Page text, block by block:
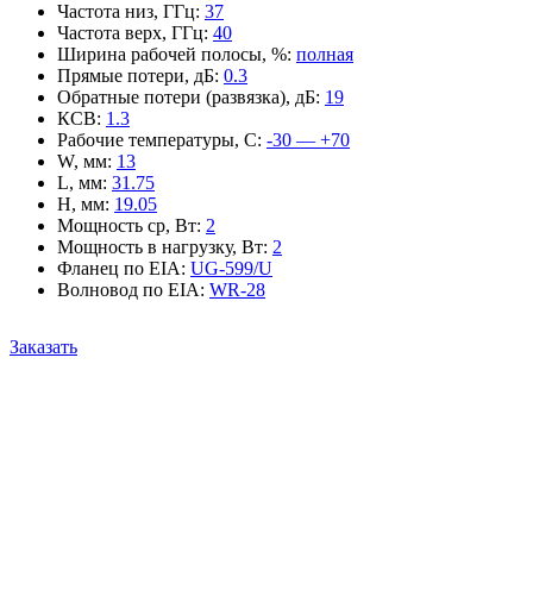
Частота низ, ГГц: 37
Частота верх, ГГц: 40
Ширина рабочей полосы, %: полная
Прямые потери, дБ: 0.3
Обратные потери (развязка), дБ: 19
КСВ: 1.3
Рабочие температуры, С: -30 — +70
W, мм: 13
L, мм: 31.75
H, мм: 19.05
Мощность ср, Вт: 2
Мощность в нагрузку, Вт: 2
Фланец по EIA: UG-599/U
Волновод по EIA: WR-28
Заказать